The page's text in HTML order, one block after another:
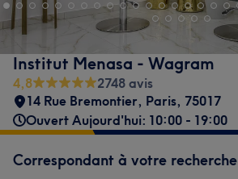
Institut Menasa - Wagram
4,8
2748 avis
14 Rue Bremontier, Paris, 75017
Ouvert Aujourd'hui: 10:00 - 19:00
Correspondant à votre recherche